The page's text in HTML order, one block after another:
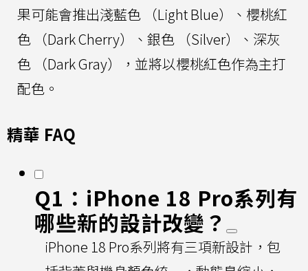
果可能會推出淺藍色 （Light Blue）、櫻桃紅
色 （Dark Cherry）、銀色 （Silver）、深灰
色 （Dark Gray），並將以櫻桃紅色作為主打
配色。
精華 FAQ
Q1：iPhone 18 Pro系列有
哪些新的設計改變？
iPhone 18 Pro系列將有三項新設計，包